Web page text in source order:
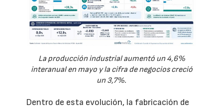
La producción industrial aumentó un 4,6%
interanual en mayo y la cifra de negocios creció
un 3,7%.
Dentro de esta evolución, la fabricación de